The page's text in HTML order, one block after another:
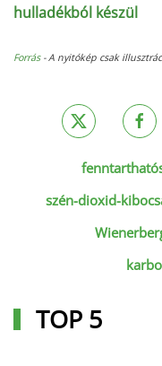
hulladékból készül
Forrás- A nyitókép csak
szén-dioxid-
TOP 5